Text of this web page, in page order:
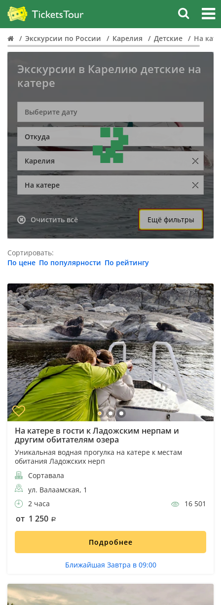
Экскурсии по России Карелия Детские На
Экскурсии в Карелию детские на
катере
Откуда
Карелия
На катере
Очистить всё Ещё фильтры
Сортировать:
По цене По популярности По рейтингу
На катере в гости к Ладожским нерпам и
другим обитателям озера
Уникальная водная прогулка на катере к местам
обитания Ладожских нерп
Сортавала
ул. Валаамская, 1
2 часа
16 501
от 1 250
Подробнее
Ближайшая Завтра в 09:00